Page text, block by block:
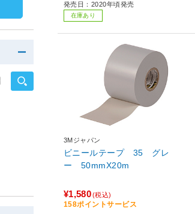
発売日：2020年頃発売
在庫あり
3Mジャパン
ビニールテープ 35 グレ
ー 50mmX20m
¥1,580(税込)
158ポイントサービス